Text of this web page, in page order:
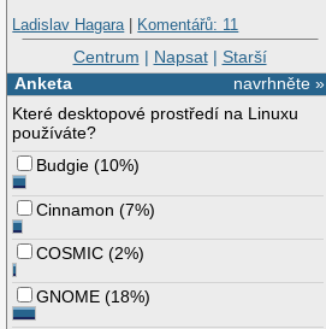
Ladislav Hagara| Komentářů: 11
Centrum | Napsat| Starší
navrhněte »
Anketa
Které desktopové prostředí na Linuxu
používáte?
Budgie (10%)
Cinnamon (7%)
COSMIC (2%)
GNOME (18%)